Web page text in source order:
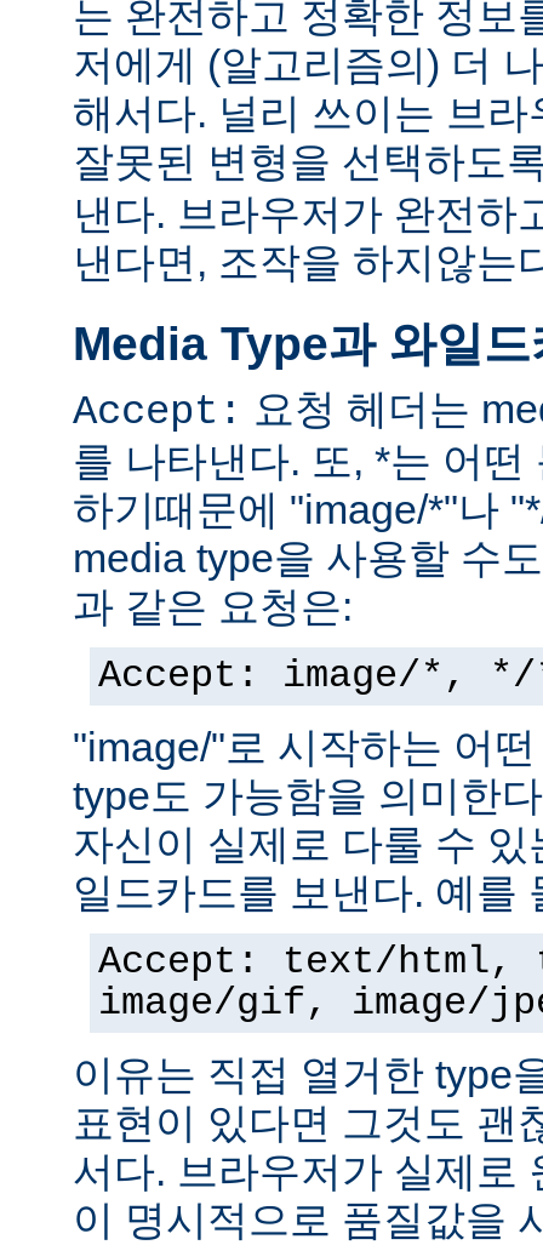
는 완전하고 정확한 정보
저에게 (알고리즘의) 더
해서다. 널리 쓰이는 브
잘못된 변형을 선택하도
낸다. 브라우저가 완전하
낸다면, 조작을 하지않는
Media Type과 와일드
Accept: 요청 헤더는
를 나타낸다. 또, *는 어
하기때문에 "image/*"나
media type을 사용할 수
과 같은 요청은:
Accept: image/*,
"image/"로 시작하는 어
type도 가능함을 의미한
자신이 실제로 다룰 수
일드카드를 보낸다. 예를
Accept: text/
image/gif, image/
이유는 직접 열거한 type
표현이 있다면 그것도 괜
서다. 브라우저가 실제로
이 명시적으로 품질값을